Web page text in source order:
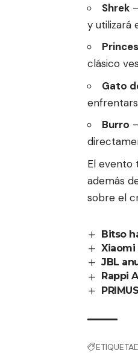
Shrek
y utilizará
clásico
Gato
Burro
El evento
además
sobre el
Bitso
JBL
Rappi